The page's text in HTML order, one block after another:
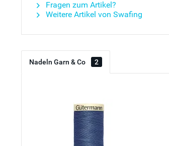
Fragen zum Artikel?
Weitere Artikel von Swafing
Nadeln Garn & Co 2